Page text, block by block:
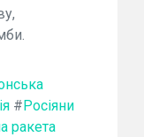
# Росіяни
ракета